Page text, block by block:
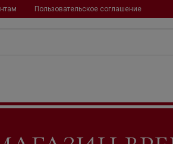
Пользовательское соглашение